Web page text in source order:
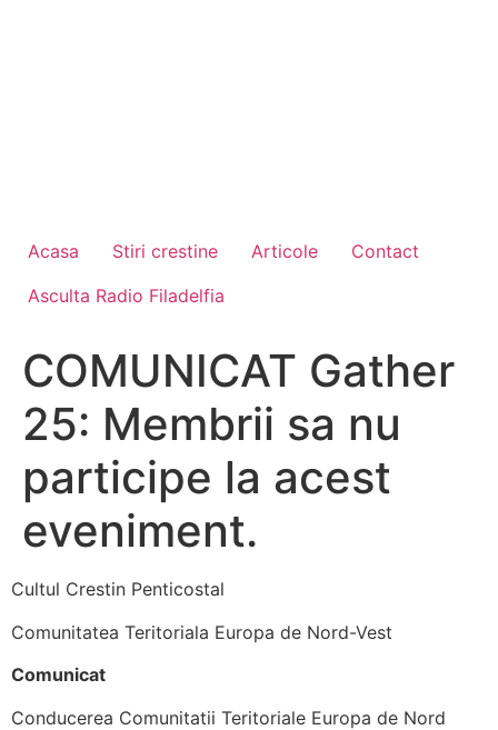
Acasa Stiri crestine Articole
Contact
Asculta Radio Filadelfia
COMUNICAT Gather
25: Membrii sa nu
participe la acest
eveniment.
Cultul Crestin Penticostal
Comunitatea Teritoriala Europa de Nord-Vest
Comunicat
Conducerea Comunitatii Teritoriale Europa de Nord